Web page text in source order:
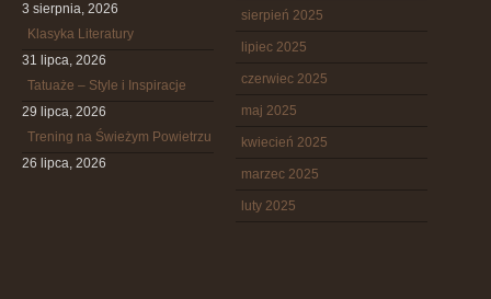
3 sierpnia, 2026
Klasyka Literatury
31 lipca, 2026
Tatuaże – Style i Inspiracje
29 lipca, 2026
Trening na Świeżym Powietrzu
26 lipca, 2026
sierpień 2025
lipiec 2025
czerwiec 2025
maj 2025
kwiecień 2025
marzec 2025
luty 2025